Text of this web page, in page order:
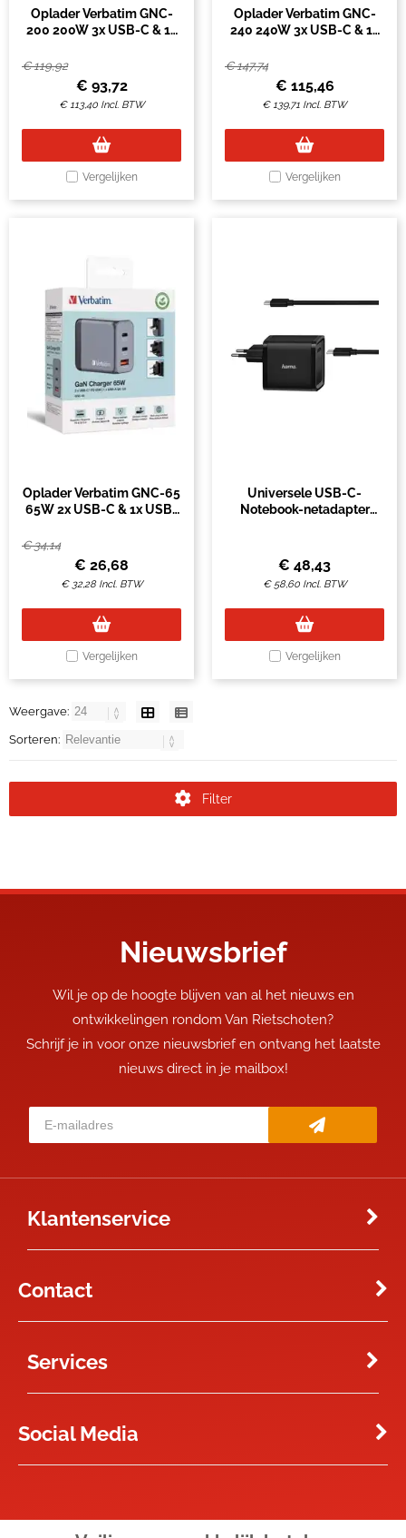
Oplader Verbatim GNC-
200 200W 3x USB-C & 1x
€119,92
€ 93,72
€113,40 Incl. BTW
Vergelijken
Oplader Verbatim GNC-
240 240W 3x USB-C & 1x
€147,74
€ 115,46
€139,71 Incl. BTW
Vergelijken
Oplader Verbatim GNC-65
65W 2x USB-C & 1x USB-
€34,14
€ 26,68
€ 32,28 Incl. BTW
Vergelijken
Universele USB-C-
Notebook-netadapter
€ 48,43
€ 58,60 Incl. BTW
Vergelijken
Weergave:
Sorteren:
Filter
Nieuwsbrief
Wil je op de hoogte blijven van al het nieuws en
ontwikkelingen rondom Van Rietschoten?
Schrijf je in voor onze nieuwsbrief en ontvang het laatste
nieuws direct in je mailbox!
Klantenservice
Contact
Services
Social Media